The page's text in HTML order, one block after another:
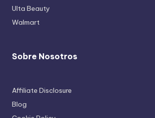
Ulta Beauty
Walmart
Sobre Nosotros
Affiliate Disclosure
Blog